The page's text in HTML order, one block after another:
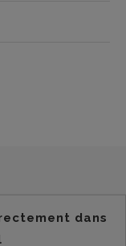
dans